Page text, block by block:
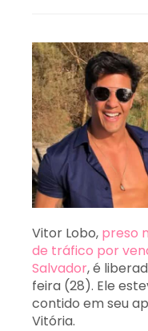
Vitor Lobo, preso
de tráfico por
Salvador, é
feira (28). Ele
contido em seu
Vitória.